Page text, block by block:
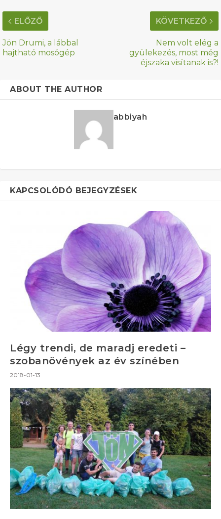
ELŐZŐ
Jön Drumi, a lábbal
hajtható mosógép
KÖVETKEZŐ
Nem volt elég a
gyülekezés, most még
éjszaka visítanak is?!
ABOUT THE AUTHOR
abbiyah
KAPCSOLÓDÓ BEJEGYZÉSEK
Légy trendi, de maradj eredeti –
szobanövények az év színében
2018-01-13